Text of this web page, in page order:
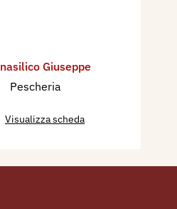
Odone" -
anno 13 - Num.°
di una
Visconteo
Giuseppe
Pescheria
Visualizza scheda